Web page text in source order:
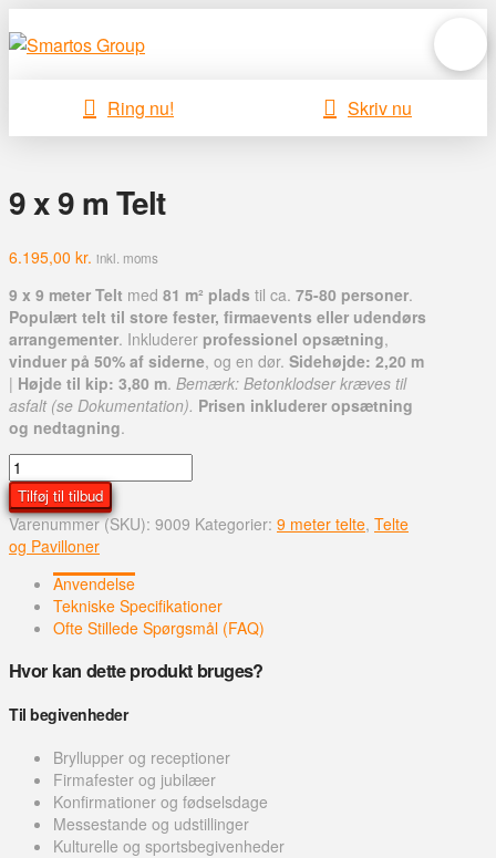
Ring nu! Skriv nu
9 x 9 m Telt
6.195,00 kr. inkl. moms
9 x 9 meter Telt med 81 m² plads til ca. 75-80 personer.
Populært telt til store fester, firmaevents eller udendørs
arrangementer. Inkluderer professionel opsætning,
vinduer på 50% af siderne, og en dør. Sidehøjde: 2,20 m
| Højde til kip: 3,80 m. Bemærk: Betonklodser kræves til
asfalt (se Dokumentation). Prisen inkluderer opsætning
og nedtagning.
9
x
9
m
Telt
Tilføj til tilbud
Varenummer (SKU): 9009 Kategorier: 9 meter telte, Telte
og Pavilloner
Anvendelse
Tekniske Specifikationer
Ofte Stillede Spørgsmål (FAQ)
Hvor kan dette produkt bruges?
Til begivenheder
Bryllupper og receptioner
Firmafester og jubilæer
Konfirmationer og fødselsdage
Messestande og udstillinger
Kulturelle og sportsbegivenheder